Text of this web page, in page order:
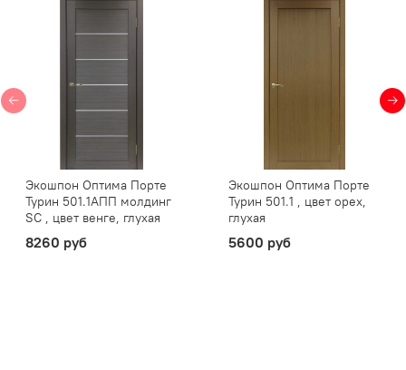
Экошпон Оптима Порте
Турин 501.1АПП молдинг
SC , цвет венге, глухая
8260 руб
Экошпон Оптима Порте
Турин 501.1 , цвет орех,
глухая
5600 руб